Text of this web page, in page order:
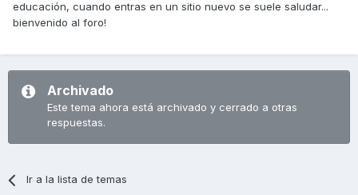
educación, cuando entras en un sitio nuevo se suele saludar...
bienvenido al foro!
Archivado
Este tema ahora está archivado y cerrado a otras
respuestas.
Ir a la lista de temas